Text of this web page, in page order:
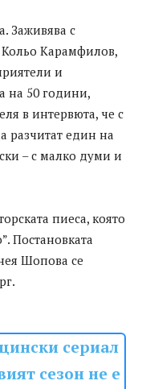
Заживява с
Кольо Карамфилов,
и
на 50 години,
в интервюта, че с
разчитат един на
– с малко думи и
пиеса, която
Постановката
Шопова се
сериал
сезон не е